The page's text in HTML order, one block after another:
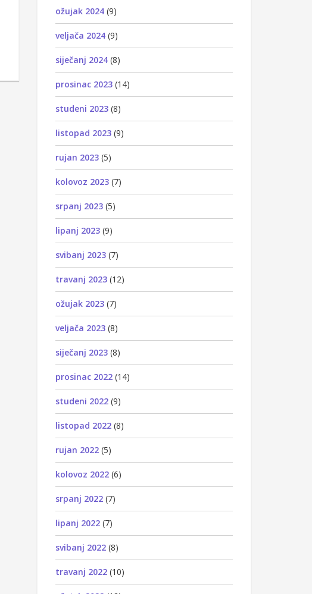
ožujak 2024 (9)
veljača 2024 (9)
siječanj 2024 (8)
prosinac 2023 (14)
studeni 2023 (8)
listopad 2023 (9)
rujan 2023 (5)
kolovoz 2023 (7)
srpanj 2023 (5)
lipanj 2023 (9)
svibanj 2023 (7)
travanj 2023 (12)
ožujak 2023 (7)
veljača 2023 (8)
siječanj 2023 (8)
prosinac 2022 (14)
studeni 2022 (9)
listopad 2022 (8)
rujan 2022 (5)
kolovoz 2022 (6)
srpanj 2022 (7)
lipanj 2022 (7)
svibanj 2022 (8)
travanj 2022 (10)